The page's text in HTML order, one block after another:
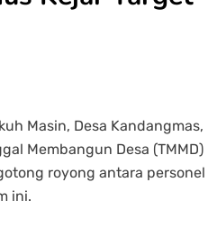
Masin, Desa Kandangmas,
Membangun Desa (TMMD)
royong antara personel
ini.